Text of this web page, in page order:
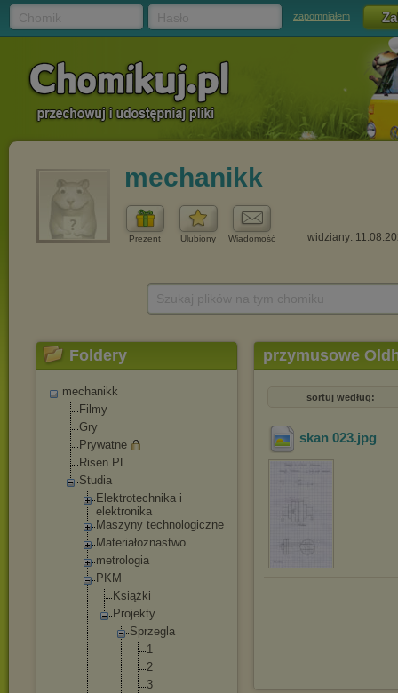
zapomniałem
mechanikk
Prezent Ulubiony Wiadomość widziany:
Foldery
mechanikk
Filmy
Gry
Prywatne
Risen PL
Studia
Elektrotechnika i
elektronika
Maszyny technologiczne
Materiałoznastwo
metrologia
PKM
Książki
Projekty
Sprzegla
1
2
3
przymusowe
sortuj według:
skan 023.jpg